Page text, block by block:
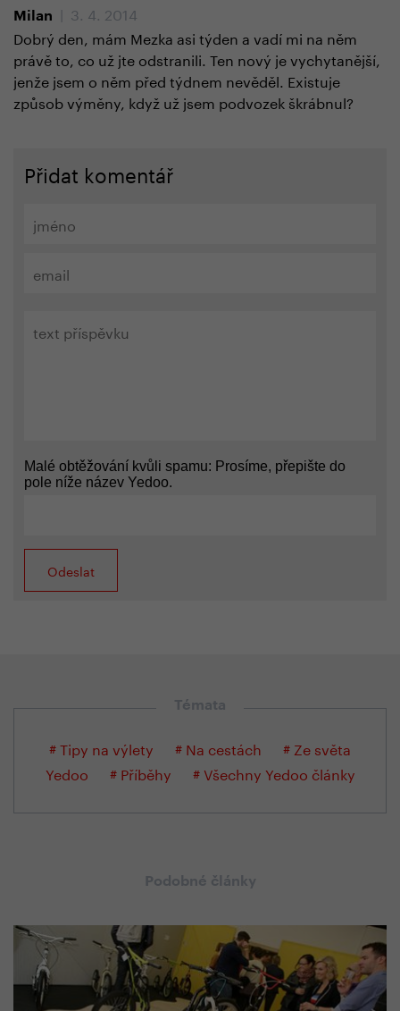
Milan
| 3. 4. 2014
Dobrý den, mám Mezka asi týden a vadí mi na něm
právě to, co už jte odstranili. Ten nový je vychytanější,
jenže jsem o něm před týdnem nevěděl. Existuje
způsob výměny, když už jsem podvozek škrábnul?
Přidat komentář
Malé obtěžování kvůli spamu: Prosíme, přepište do
pole níže název Yedoo.
Témata
# Tipy na výlety # Na cestách
# Ze světa
Yedoo
# Příběhy # Všechny Yedoo články
Podobné články